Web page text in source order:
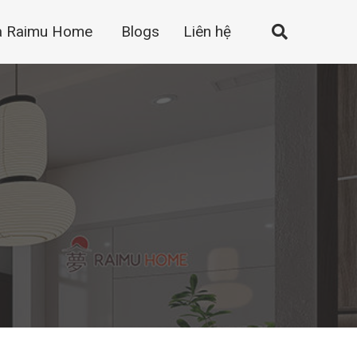
Raimu Home Blogs Liên hệ